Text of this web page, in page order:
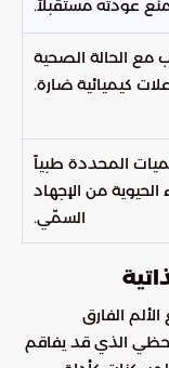
عودته مستقبلاً.
مع الحالة الصحية
كيميائية ضارة.
المحددة طبياً
الحيوية من الإجهاد
السمّي.
الفارق
الذي قد يفاقم